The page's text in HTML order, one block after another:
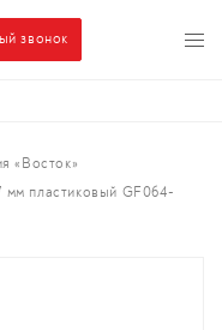
звонок
«Восток»
мм пластиковый GF064-